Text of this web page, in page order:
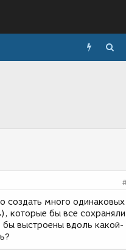
создать много одинаковых
которые бы все сохраняли
выстроены вдоль какой-